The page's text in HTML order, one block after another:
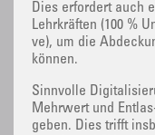
Dies erfordert auch
Lehrkräften (100 %
ve), um die
können.
Sinnvolle
Mehrwert und
geben. Dies trifft